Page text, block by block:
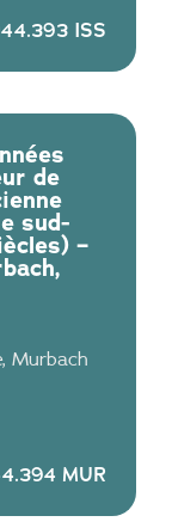
ISS
de
sud-
–
, Murbach
MUR